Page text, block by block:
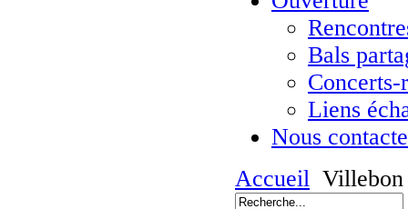
Bals
Concerts-
Liens
Nous
Accueil Villebon